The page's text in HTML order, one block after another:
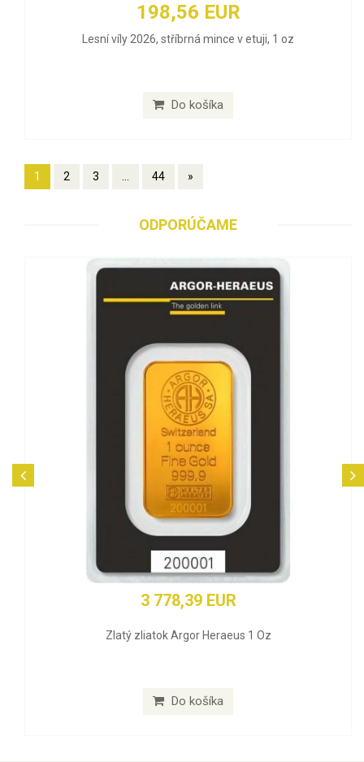
198,56 EUR
Lesní víly 2026, stříbrná mince v etuji, 1 oz
Do košíka
1 2 3 ... 44 »
ODPORÚČAME
3 778,39 EUR
Zlatý zliatok Argor Heraeus 1 Oz
Do košíka